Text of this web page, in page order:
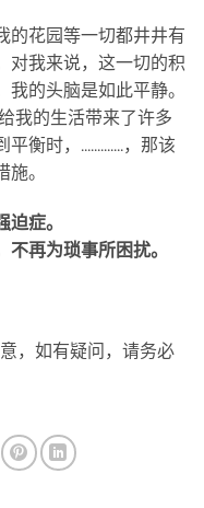
的花园等一切都井井有
对我来说，这一切的积
的头脑是如此平静。
我的生活带来了许多
衡时，.............，那该
。
症。
再为琐事所困扰。
，如有疑问，请务必